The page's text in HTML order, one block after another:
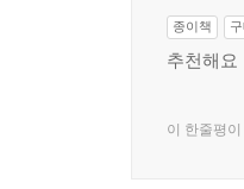
종이책
추천해요
이 한줄평